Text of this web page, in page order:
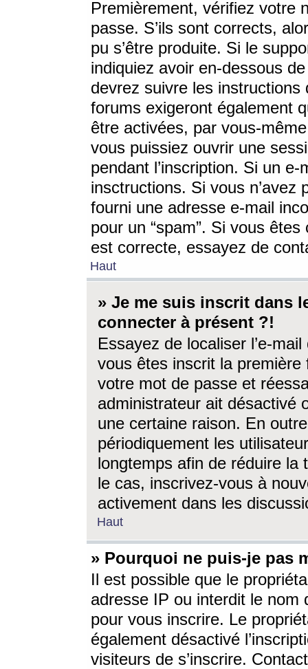
Premièrement, vérifiez votre
passe. S’ils sont corrects,
pu s’être produite. Si le
indiquiez avoir en-dessous
devrez suivre les
forums exigeront également
être activées, par vous-
vous puissiez ouvrir une
pendant l’inscription. Si un
insctructions. Si vous n’avez
fourni une adresse e-mail
pour un “spam”. Si vous
est correcte, essayez de
Haut
» Je me suis inscrit dans
connecter à présent ?!
Essayez de localiser l’e-
vous êtes inscrit la première
votre mot de passe et
administrateur ait désactivé
une certaine raison. En
périodiquement les
longtemps afin de réduire la
le cas, inscrivez-vous à
activement dans les
Haut
» Pourquoi ne puis-je pas
Il est possible que le
adresse IP ou interdit le nom
pour vous inscrire. Le
également désactivé
visiteurs de s’inscrire.